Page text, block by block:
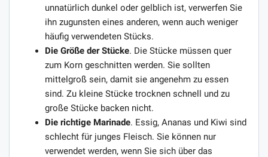
unnatürlich dunkel oder gelblich ist, verwerfen Sie
ihn zugunsten eines anderen, wenn auch weniger
häufig verwendeten Stücks.
Die Größe der Stücke. Die Stücke müssen quer
zum Korn geschnitten werden. Sie sollten
mittelgroß sein, damit sie angenehm zu essen
sind. Zu kleine Stücke trocknen schnell und zu
große Stücke backen nicht.
Die richtige Marinade. Essig, Ananas und Kiwi sind
schlecht für junges Fleisch. Sie können nur
verwendet werden, wenn Sie sich über das